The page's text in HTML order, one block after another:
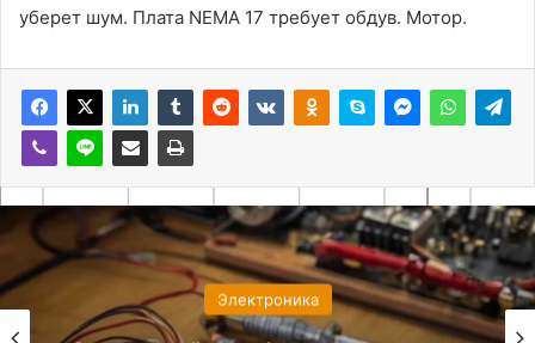
уберет шум. Плата NEMA 17 требует обдув. Мотор.
Электроника